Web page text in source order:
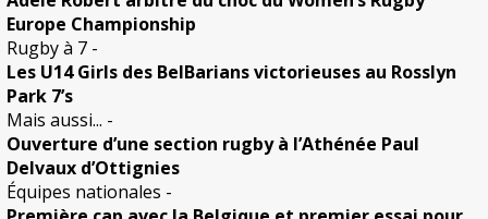
Europe Championship
Rugby à 7 -
Les U14 Girls des BelBarians victorieuses au Rosslyn
Park 7’s
Mais aussi... -
Ouverture d’une section rugby à l’Athénée Paul
Delvaux d’Ottignies
Équipes nationales -